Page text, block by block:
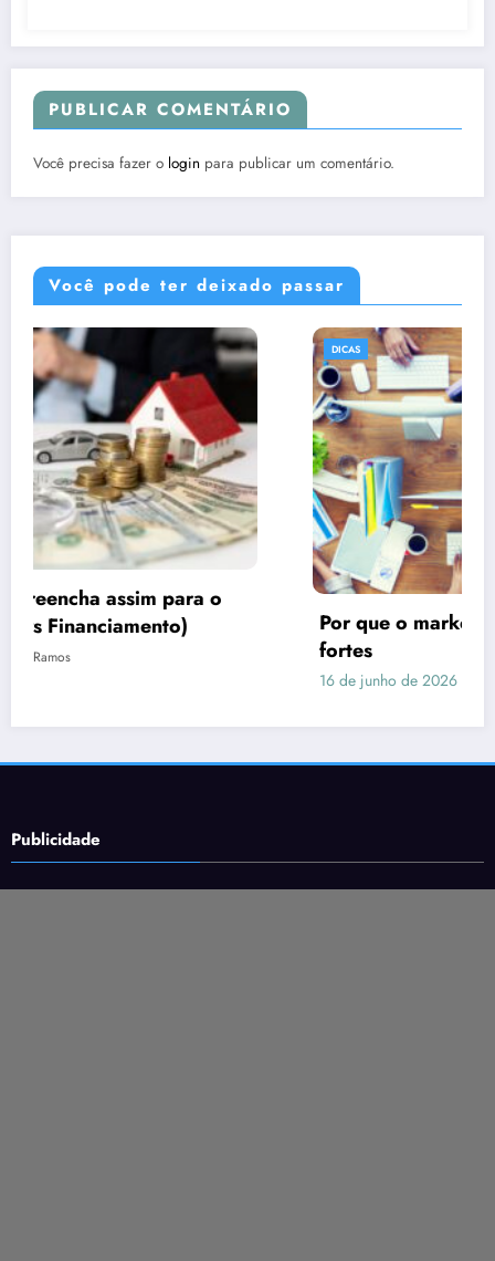
PUBLICAR COMENTÁRIO
Você precisa fazer o login para publicar um comentário.
Você pode ter deixado passar
DICAS
Por que o marketing precisa de imagens
fortes
Publicidade